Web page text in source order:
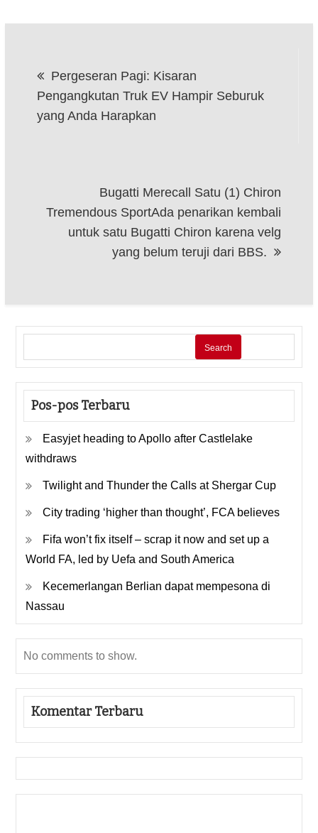
navigation
Pergeseran Pagi: Kisaran
Pengangkutan Truk EV Hampir Seburuk
yang Anda Harapkan
Bugatti Merecall Satu (1) Chiron
Tremendous SportAda penarikan kembali
untuk satu Bugatti Chiron karena velg
yang belum teruji dari BBS.
Search
Pos-pos Terbaru
Easyjet heading to Apollo after Castlelake
withdraws
Twilight and Thunder the Calls at Shergar Cup
City trading ‘higher than thought’, FCA believes
Fifa won’t fix itself – scrap it now and set up a
World FA, led by Uefa and South America
Kecemerlangan Berlian dapat mempesona di
Nassau
No comments to show.
Komentar Terbaru